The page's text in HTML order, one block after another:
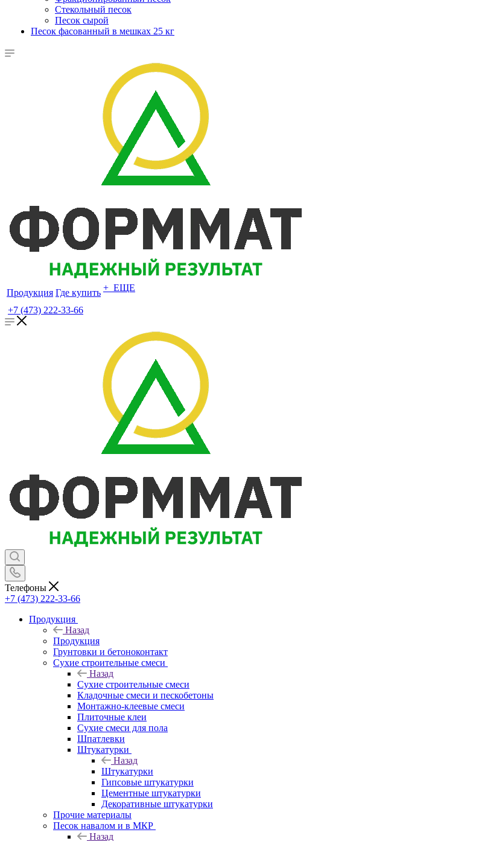
Стекольный песок
Песок сырой
Песок фасованный в мешках 25 кг
Продукция Где купить + ЕЩЕ
+7 (473) 222-33-66
Телефоны
+7 (473) 222-33-66
Продукция
Назад
Продукция
Грунтовки и бетоноконтакт
Сухие строительные смеси
Назад
Сухие строительные смеси
Кладочные смеси и пескобетоны
Монтажно-клеевые смеси
Плиточные клеи
Сухие смеси для пола
Шпатлевки
Штукатурки
Назад
Штукатурки
Гипсовые штукатурки
Цементные штукатурки
Декоративные штукатурки
Прочие материалы
Песок навалом и в МКР
Назад